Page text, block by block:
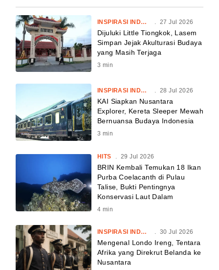
INSPIRASI INDONESIA . 27 Jul 2026
Dijuluki Little Tiongkok, Lasem
Simpan Jejak Akulturasi Budaya
yang Masih Terjaga
3 min
INSPIRASI INDONESIA . 28 Jul 2026
KAI Siapkan Nusantara
Explorer, Kereta Sleeper Mewah
Bernuansa Budaya Indonesia
3 min
HITS 29 Jul 2026
BRIN Kembali Temukan 18 Ikan
Purba Coelacanth di Pulau
Talise, Bukti Pentingnya
Konservasi Laut Dalam
4 min
INSPIRASI INDONESIA 30 Jul 2026
Mengenal Londo Ireng, Tentara
Afrika yang Direkrut Belanda ke
Nusantara